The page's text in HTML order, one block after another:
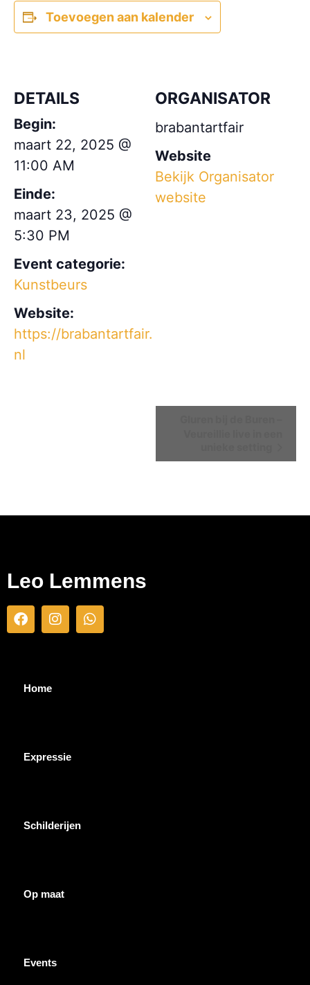
DETAILS
Begin:
maart 22, 2025 @
11:00 AM
Einde:
maart 23, 2025 @
5:30 PM
Event categorie:
Kunstbeurs
Website:
https://brabantartfair.
nl
ORGANISATOR
brabantartfair
Website
Bekijk Organisator
website
Toevoegen aan kalender
Leo Lemmens
Home
Expressie
Schilderijen
Op maat
Events